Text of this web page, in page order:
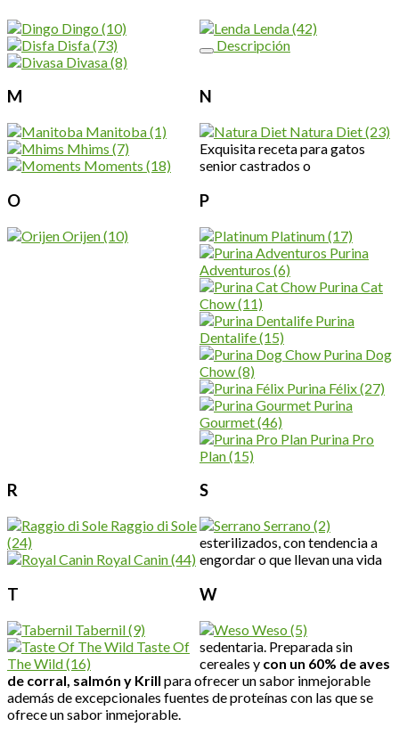
Dingo (10)
Disfa(73)
Divasa(8)
Lenda(42)
M
Manitoba(1)
Mhims (7)
Moments (18)
N
Natura Diet(23)
O
Orijen(10)
P
Platinum(17)
Purina
Adventuros (6)
Purina Cat
Chow(11)
Purina
Dentalife(15)
Purina Dog
Chow(8)
Purina Félix(27)
Purina
Gourmet(46)
Purina Pro
Plan(15)
R
Raggio di Sole
(24)
Royal Canin(44)
S
Serrano (2)
T
Tabernil(9)
Taste Of
The Wild(16)
W
Weso (5)
Descripción
Exquisita receta para gatos
senior castrados o
esterilizados, con tendencia a
engordar o que llevan una vida
sedentaria. Preparada sin
cereales y con un 60% de aves
de corral, salmón y Krill para ofrecer un sabor inmejorable
además de excepcionales fuentes de proteínas con las que se
ofrece un sabor inmejorable.